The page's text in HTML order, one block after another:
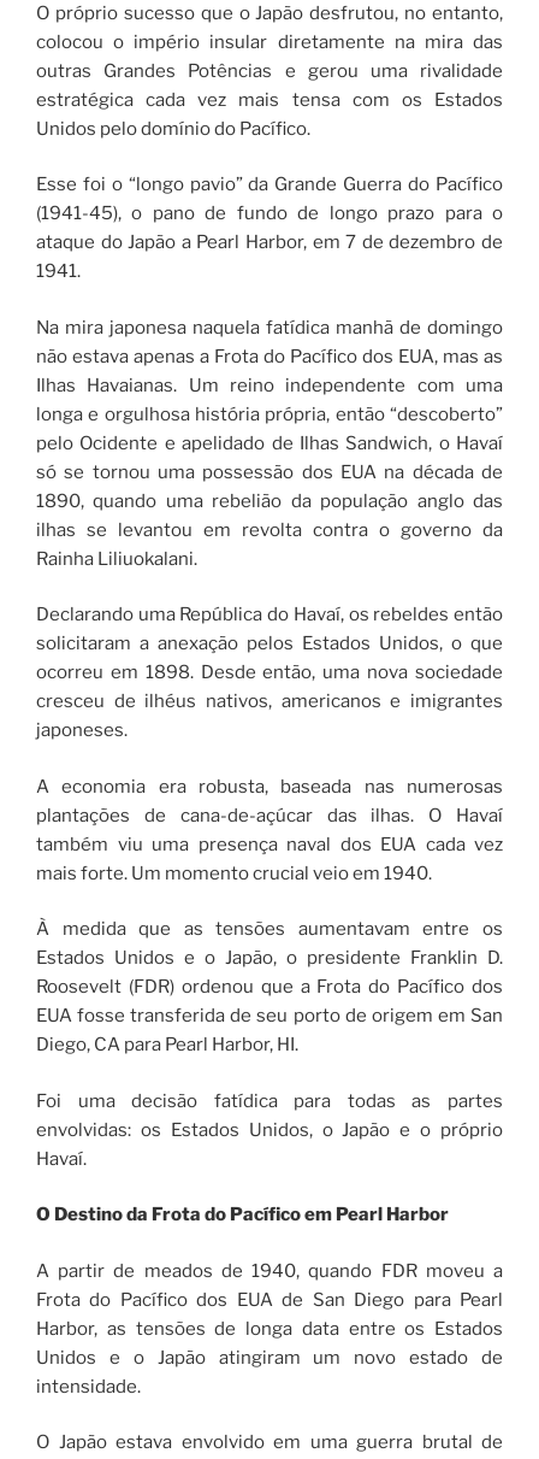
O próprio sucesso que o Japão desfrutou, no entanto,
colocou o império insular diretamente na mira das
outras Grandes Potências e gerou uma rivalidade
estratégica cada vez mais tensa com os Estados
Unidos pelo domínio do Pacífico.
Esse foi o “longo pavio” da Grande Guerra do Pacífico
(1941-45), o pano de fundo de longo prazo para o
ataque do Japão a Pearl Harbor, em 7 de dezembro de
1941.
Na mira japonesa naquela fatídica manhã de domingo
não estava apenas a Frota do Pacífico dos EUA, mas as
Ilhas Havaianas. Um reino independente com uma
longa e orgulhosa história própria, então “descoberto”
pelo Ocidente e apelidado de Ilhas Sandwich, o Havaí
só se tornou uma possessão dos EUA na década de
1890, quando uma rebelião da população anglo das
ilhas se levantou em revolta contra o governo da
Rainha Liliuokalani.
Declarando uma República do Havaí, os rebeldes então
solicitaram a anexação pelos Estados Unidos, o que
ocorreu em 1898. Desde então, uma nova sociedade
cresceu de ilhéus nativos, americanos e imigrantes
japoneses.
A economia era robusta, baseada nas numerosas
plantações de cana-de-açúcar das ilhas. O Havaí
também viu uma presença naval dos EUA cada vez
mais forte. Um momento crucial veio em 1940.
À medida que as tensões aumentavam entre os
Estados Unidos e o Japão, o presidente Franklin D.
Roosevelt (FDR) ordenou que a Frota do Pacífico dos
EUA fosse transferida de seu porto de origem em San
Diego, CA para Pearl Harbor, HI.
Foi uma decisão fatídica para todas as partes
envolvidas: os Estados Unidos, o Japão e o próprio
Havaí.
O Destino da Frota do Pacífico em Pearl Harbor
A partir de meados de 1940, quando FDR moveu a
Frota do Pacífico dos EUA de San Diego para Pearl
Harbor, as tensões de longa data entre os Estados
Unidos e o Japão atingiram um novo estado de
intensidade.
O Japão estava envolvido em uma guerra brutal de